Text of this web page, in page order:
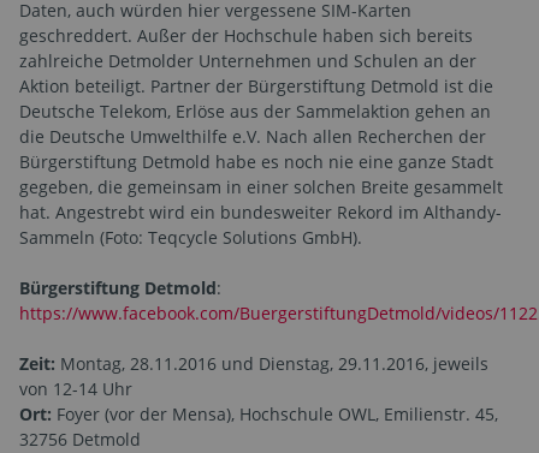
Daten, auch würden hier vergessene SIM-Karten
geschreddert. Außer der Hochschule haben sich bereits
zahlreiche Detmolder Unternehmen und Schulen an der
Aktion beteiligt. Partner der Bürgerstiftung Detmold ist die
Deutsche Telekom, Erlöse aus der Sammelaktion gehen an
die Deutsche Umwelthilfe e.V. Nach allen Recherchen der
Bürgerstiftung Detmold habe es noch nie eine ganze Stadt
gegeben, die gemeinsam in einer solchen Breite gesammelt
hat. Angestrebt wird ein bundesweiter Rekord im Althandy-
Sammeln (Foto: Teqcycle Solutions GmbH).
Bürgerstiftung Detmold:
https://www.facebook.com/BuergerstiftungDetmold/videos/
Zeit: Montag, 28.11.2016 und Dienstag, 29.11.2016, jeweils
von 12-14 Uhr
Ort: Foyer (vor der Mensa), Hochschule OWL, Emilienstr. 45,
32756 Detmold